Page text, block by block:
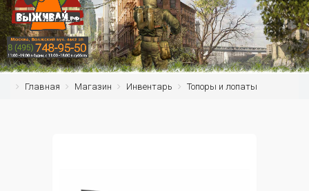
Главная Магазин Инвентарь Топоры и лопаты